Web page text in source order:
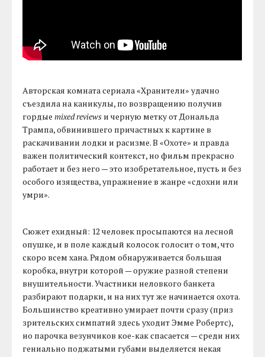
Авторская комната сериала «Хранители» удачно
съездила на каникулы, по возвращению получив
гордыеmixed reviews и черную метку от Дональда
Трампа, обвинившего причастных к картине в
раскачивании лодки и расизме. В «Охоте» и правда
важен политический контекст, но фильм прекрасно
работает и без него — это изобретательное, пусть и без
особого изящества, упражнение в жанре «сдохни или
умри».
Сюжет ехидный: 12 человек просыпаются на лесной
опушке, и в поле каждый колосок голосит о том, что
скоро всем хана. Рядом обнаруживается большая
коробка, внутри которой — оружие разной степени
внушительности. Участники неловкого банкета
разбирают подарки, и на них тут же начинается охота.
Большинство креативно умирает почти сразу (приз
зрительских симпатий здесь уходит Эмме Робертс),
но парочка везунчиков кое-как спасается — среди них
гениально поджатыми губами выделяется некая